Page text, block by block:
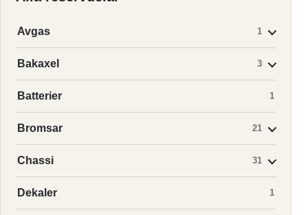
Avgas 1
Bakaxel 3
Batterier 1
Bromsar 21
Chassi 31
Dekaler 1